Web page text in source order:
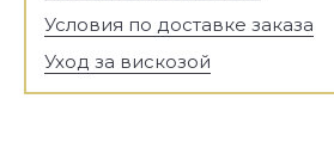
Условия по доставке заказа
Уход за вискозой